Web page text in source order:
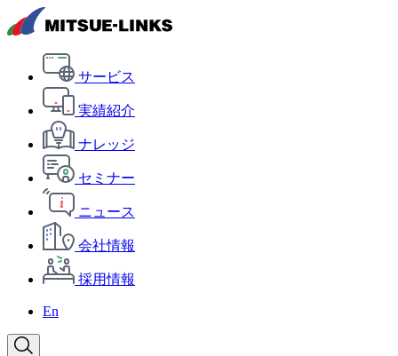
サービス
実績紹介
ナレッジ
セミナー
ニュース
会社情報
採用情報
En